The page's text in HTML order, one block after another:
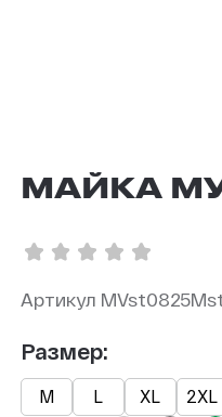
МАЙКА
Артикул
Размер:
М L XL 2XL